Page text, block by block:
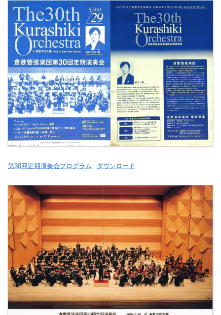
第30回定期演奏会プログラム ダウンロード